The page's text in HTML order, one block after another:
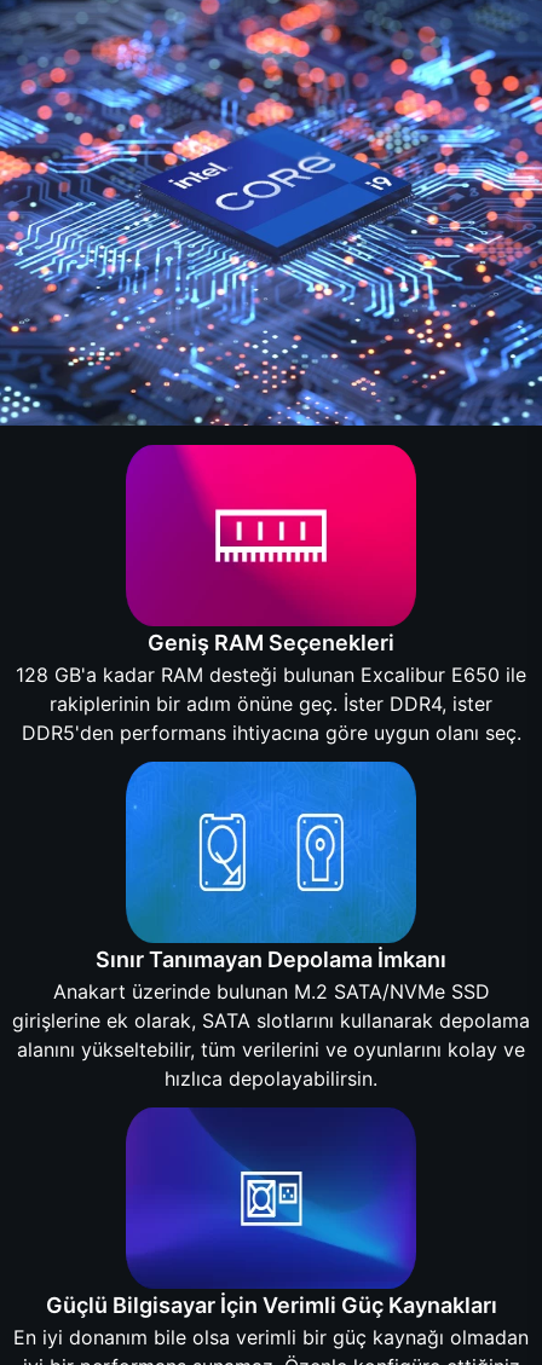
Geniş RAM Seçenekleri
128 GB'a kadar RAM desteği bulunan Excalibur E650 ile
rakiplerinin bir adım önüne geç. İster DDR4, ister
DDR5'den performans ihtiyacına göre uygun olanı seç.
Sınır Tanımayan Depolama İmkanı
Anakart üzerinde bulunan M.2 SATA/NVMe SSD
girişlerine ek olarak, SATA slotlarını kullanarak depolama
alanını yükseltebilir, tüm verilerini ve oyunlarını kolay ve
hızlıca depolayabilirsin.
Güçlü Bilgisayar İçin Verimli Güç Kaynakları
En iyi donanım bile olsa verimli bir güç kaynağı olmadan